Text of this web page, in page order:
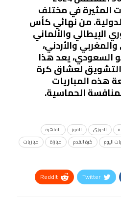
المثيرة في مختلف
من نهائي كأس
الإيطالي والألماني
والأردني،
السعودي، يعد هذا
والتشويق لعشاق كرة
هذه المباريات
الحماسية.
الدوري الفوز
القاهرة
اليوم كرة القدم مباراة
مباريات
Twitter
ReddIt